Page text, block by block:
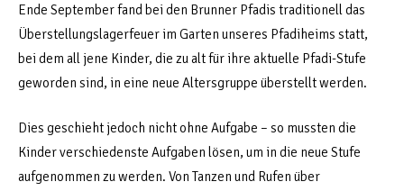
Ende September fand bei den Brunner Pfadis traditionell das
Überstellungslagerfeuer im Garten unseres Pfadiheims statt,
bei dem all jene Kinder, die zu alt für ihre aktuelle Pfadi-Stufe
geworden sind, in eine neue Altersgruppe überstellt werden.
Dies geschieht jedoch nicht ohne Aufgabe – so mussten die
Kinder verschiedenste Aufgaben lösen, um in die neue Stufe
aufgenommen zu werden. Von Tanzen und Rufen über